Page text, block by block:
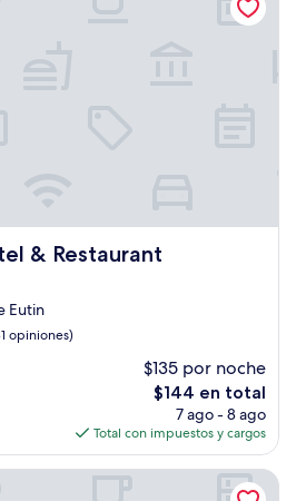
& Restaurant
Eutin
opiniones)
$135 por noche
El
precio
actual
es
de
$144 en total
7 ago - 8 ago
Total con impuestos y cargos
Inn